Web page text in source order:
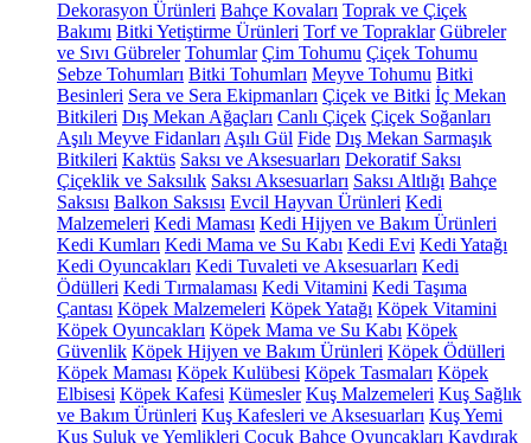
Dekorasyon Ürünleri Bahçe Kovaları Toprak ve Çiçek
Bakımı Bitki Yetiştirme Ürünleri Torf ve Topraklar Gübreler
ve Sıvı Gübreler Tohumlar Çim Tohumu Çiçek Tohumu
Sebze Tohumları Bitki Tohumları Meyve Tohumu Bitki
Besinleri Sera ve Sera Ekipmanları Çiçek ve Bitki İç Mekan
Bitkileri Dış Mekan Ağaçları Canlı Çiçek Çiçek Soğanları
Aşılı Meyve Fidanları Aşılı Gül Fide Dış Mekan Sarmaşık
Bitkileri Kaktüs Saksı ve Aksesuarları Dekoratif Saksı
Çiçeklik ve Saksılık Saksı Aksesuarları Saksı Altlığı Bahçe
Saksısı Balkon Saksısı Evcil Hayvan Ürünleri Kedi
Malzemeleri Kedi Maması Kedi Hijyen ve Bakım Ürünleri
Kedi Kumları Kedi Mama ve Su Kabı Kedi Evi Kedi Yatağı
Kedi Oyuncakları Kedi Tuvaleti ve Aksesuarları Kedi
Ödülleri Kedi Tırmalaması Kedi Vitamini Kedi Taşıma
Çantası Köpek Malzemeleri Köpek Yatağı Köpek Vitamini
Köpek Oyuncakları Köpek Mama ve Su Kabı Köpek
Güvenlik Köpek Hijyen ve Bakım Ürünleri Köpek Ödülleri
Köpek Maması Köpek Kulübesi Köpek Tasmaları Köpek
Elbisesi Köpek Kafesi Kümesler Kuş Malzemeleri Kuş Sağlık
ve Bakım Ürünleri Kuş Kafesleri ve Aksesuarları Kuş Yemi
Kuş Suluk ve Yemlikleri Çocuk Bahçe Oyuncakları Kaydırak